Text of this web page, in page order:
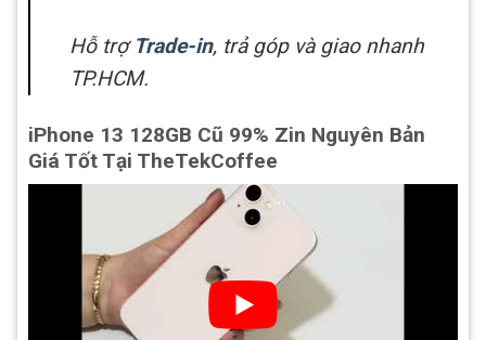
Hỗ trợ Trade-in, trả góp và giao nhanh
TP.HCM.
iPhone 13 128GB Cũ 99% Zin Nguyên Bản
Giá Tốt Tại TheTekCoffee